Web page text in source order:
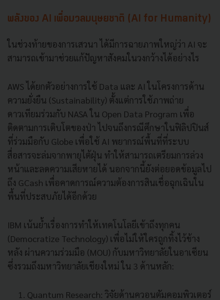
พลังของ AI เพื่อมวลมนุษยชาติ (AI for Humanity)
ในช่วงท้ายของการเสวนา ได้มีการฉายภาพใหญ่ว่า AI จะ
สามารถเข้ามาช่วยแก้ปัญหาสังคมในวงกว้างได้อย่างไร
AWS ได้ยกตัวอย่างการใช้ Data และ AI ในโครงการด้าน
ความยั่งยืน (Sustainability) ตั้งแต่การใช้ภาพถ่าย
ดาวเทียมร่วมกับ NASA ใน Open Data Program เพื่อ
ติดตามการเติบโตของป่า ไปจนถึงกรณีศึกษาในฟิลิปปินส์
ที่ร่วมมือกับ Globe เพื่อใช้ AI พยากรณ์พื้นที่ที่ระบบ
สื่อสารจะล่มจากพายุไต้ฝุ่น ทำให้สามารถเตรียมการล่วง
หน้าและลดความเสียหายได้ นอกจากนี้ยังต่อยอดข้อมูลไป
ถึง GCash เพื่อคาดการณ์ความต้องการสินเชื่อฉุกเฉินใน
พื้นที่ประสบภัยได้อีกด้วย
IBM เน้นย้ำเรื่องการทำให้เทคโนโลยีเข้าถึงทุกคน
(Democratize Technology) เพื่อไม่ให้ใครถูกทิ้งไว้ข้าง
หลัง ผ่านความร่วมมือ (MOU) กับมหาวิทยาลัยในอาเซียน
ซึ่งรวมถึงมหาวิทยาลัยเชียงใหม่ ใน 3 ด้านหลัก:
Quantum Research: วิจัยด้านควอนตัมคอมพิวเตอร์